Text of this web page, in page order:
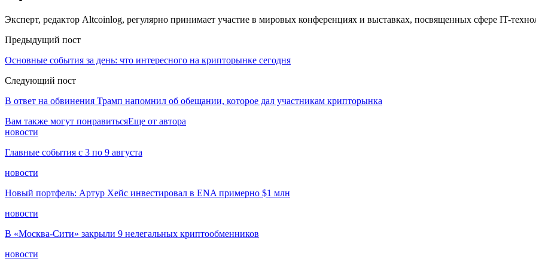
Эксперт, редактор Altcoinlog, регулярно принимает участие в мировых конференциях и выставках, посвященных сфере IT-
Предыдущий пост
Основные события за день: что интересного на крипторынке сегодня
Следующий пост
В ответ на обвинения Трамп напомнил об обещании, которое дал участникам крипторынка
Вам также могут понравитьсяЕще от автора
новости
Главные события с 3 по 9 августа
новости
Новый портфель: Артур Хейс инвестировал в ENA примерно $1 млн
новости
В «Москва-Сити» закрыли 9 нелегальных криптообменников
новости